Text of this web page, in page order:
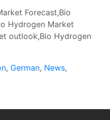
Forecast,Bio
Hydrogen Market
outlook,Bio Hydrogen
, German, News,